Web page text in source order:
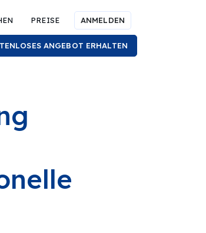
PREISE ANMELDEN
ANGEBOT ERHALTEN